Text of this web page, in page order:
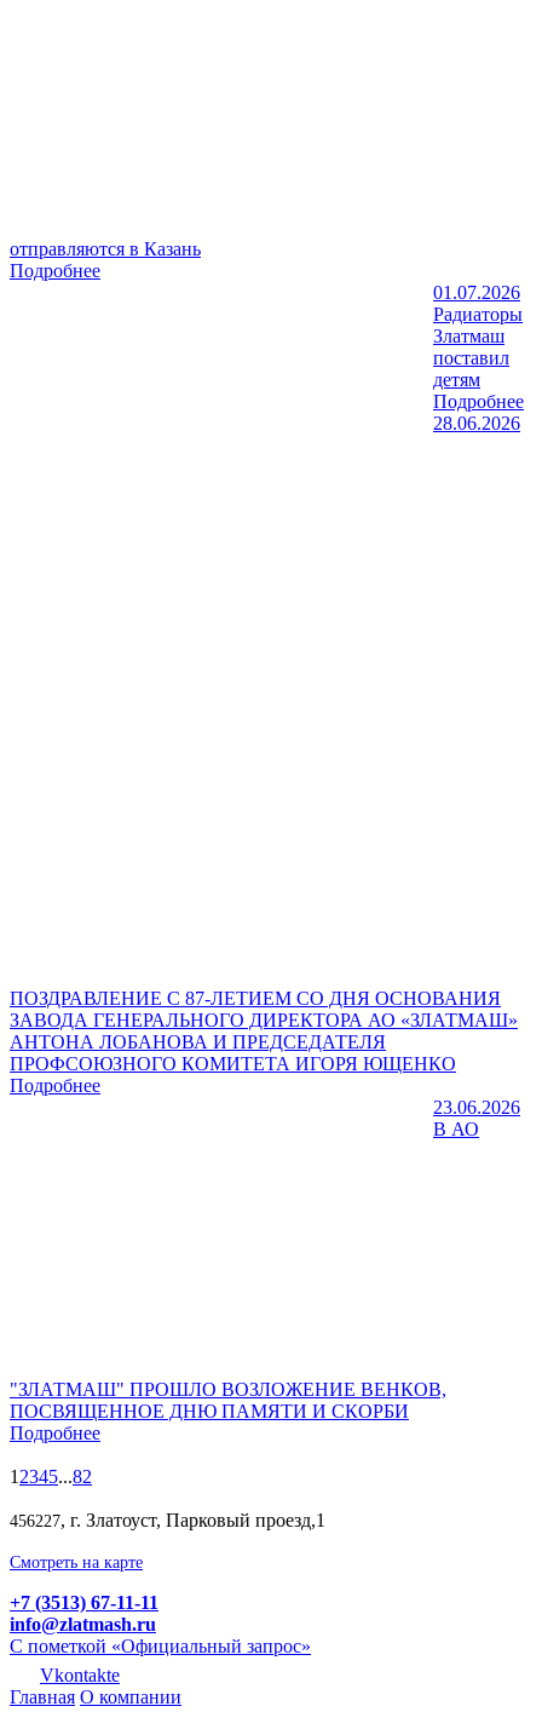
отправляются в Казань
Подробнее
01.07.2026
Радиаторы
Златмаш
поставил
детям
Подробнее
28.06.2026
ПОЗДРАВЛЕНИЕ С 87-ЛЕТИЕМ СО ДНЯ ОСНОВАНИЯ
ЗАВОДА ГЕНЕРАЛЬНОГО ДИРЕКТОРА АО «ЗЛАТМАШ»
АНТОНА ЛОБАНОВА И ПРЕДСЕДАТЕЛЯ
ПРОФСОЮЗНОГО КОМИТЕТА ИГОРЯ ЮЩЕНКО
Подробнее
23.06.2026
В АО
"ЗЛАТМАШ" ПРОШЛО ВОЗЛОЖЕНИЕ ВЕНКОВ,
ПОСВЯЩЕННОЕ ДНЮ ПАМЯТИ И СКОРБИ
Подробнее
1 2345...82
456227, г. Златоуст, Парковый проезд,1
Смотреть на карте
+7 (3513) 67-11-11
info@zlatmash.ru
С пометкой «Официальный запрос»
Vkontakte
Главная О компании